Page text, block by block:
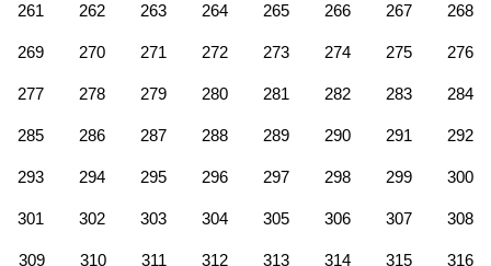
261 262 263 264 265 266 267 268
269 270 271 272 273 274 275 276
277 278 279 280 281 282 283 284
285 286 287 288 289 290 291 292
293 294 295 296 297 298 299 300
301 302 303 304 305 306 307 308
309 310 311 312 313 314 315 316